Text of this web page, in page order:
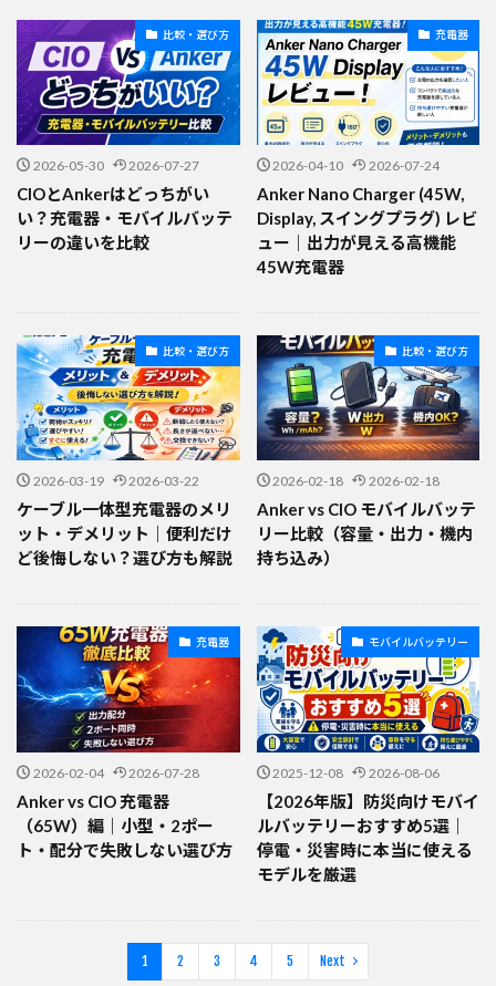
比較・選び方
2026-05-30 2026-07-27
CIOとAnkerはどっちがい
い？充電器・モバイルバッテ
リーの違いを比較
充電器
2026-04-10 2026-07-24
Anker Nano Charger (45W,
Display, スイングプラグ) レビ
ュー｜出力が見える高機能
45W充電器
比較・選び方
2026-03-19 2026-03-22
ケーブル一体型充電器のメリ
ット・デメリット｜便利だけ
ど後悔しない？選び方も解説
比較・選び方
2026-02-18 2026-02-18
Anker vs CIO モバイルバッテ
リー比較（容量・出力・機内
持ち込み）
充電器
2026-02-04 2026-07-28
Anker vs CIO 充電器
（65W）編｜小型・2ポー
ト・配分で失敗しない選び方
モバイルバッテリー
2025-12-08 2026-08-06
【2026年版】防災向けモバイ
ルバッテリーおすすめ5選｜
停電・災害時に本当に使える
モデルを厳選
1 2 3 4 5 Next